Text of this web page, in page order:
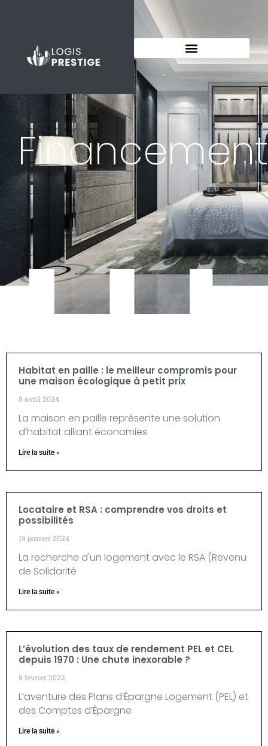
Financement
Habitat en paille : le meilleur compromis pour
une maison écologique à petit prix
8 avril 2024
La maison en paille représente une solution
d’habitat alliant économies
Lire la suite »
Locataire et RSA : comprendre vos droits et
possibilités
19 janvier 2024
La recherche d'un logement avec le RSA (Revenu
de Solidarité
Lire la suite »
L’évolution des taux de rendement PEL et CEL
depuis 1970 : Une chute inexorable ?
8 février 2022
L’aventure des Plans d’Épargne Logement (PEL) et
des Comptes d’Épargne
Lire la suite »